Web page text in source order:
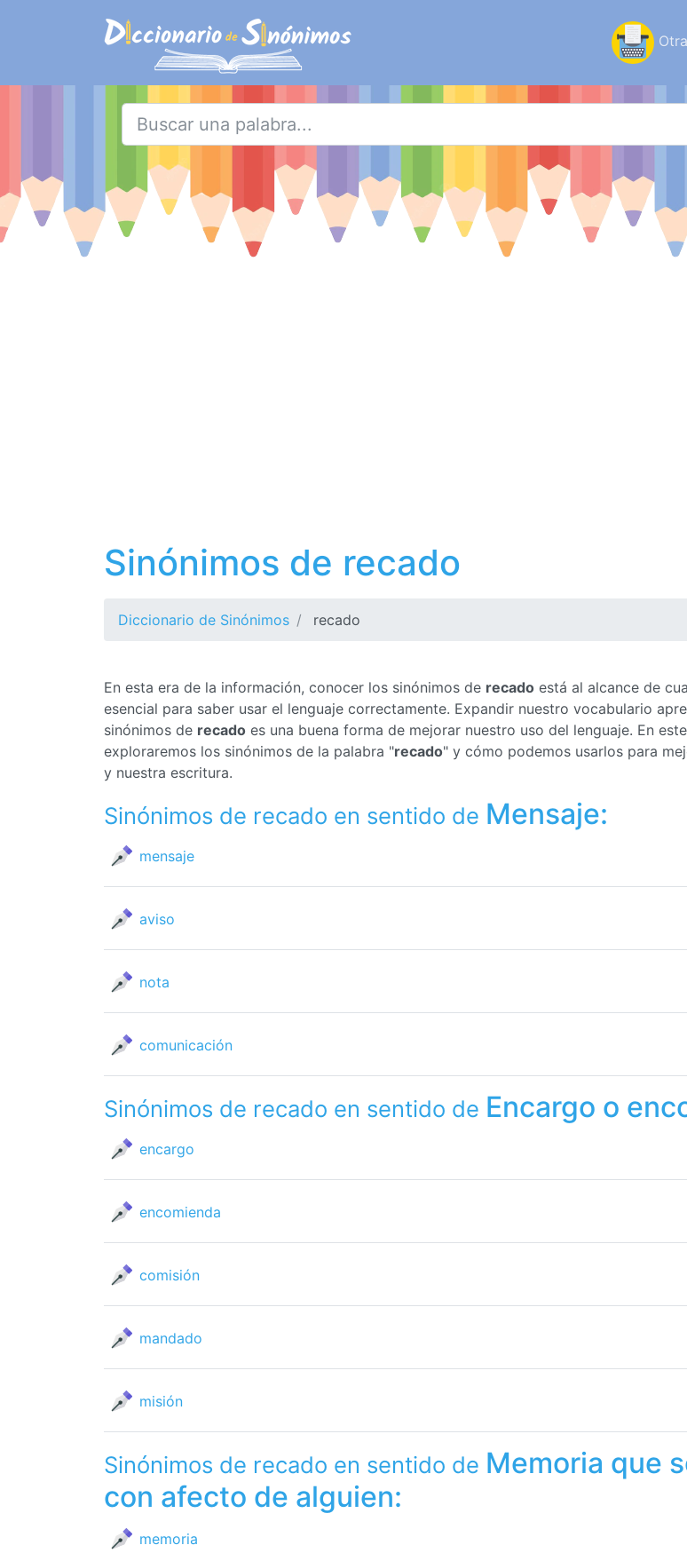
Sinónimos de recado
Diccionario de Sinónimos recado
En esta era de la información, conocer los sinónimos de recado está al alcance de
esencial para saber usar el lenguaje correctamente. Expandir nuestro vocabulario
sinónimos de recado es una buena forma de mejorar nuestro uso del lenguaje. En
exploraremos los sinónimos de la palabra "recado" y cómo podemos usarlos para
y nuestra escritura.
Sinónimos de recado en sentido de Mensaje:
mensaje
aviso
nota
comunicación
Sinónimos de recado en sentido de Encargo o
encargo
encomienda
comisión
mandado
misión
Sinónimos de recado en sentido de Memoria que
con afecto de alguien:
memoria